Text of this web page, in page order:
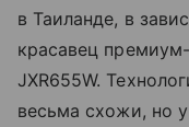
в Таиланде, в
красавец
JXR655W.
весьма схожи, но